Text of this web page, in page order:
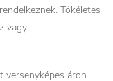
Tökéletes
vagy
áron